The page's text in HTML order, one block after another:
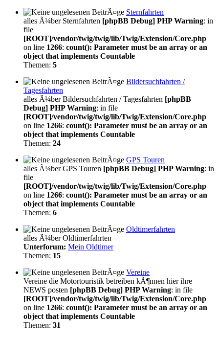
Sternfahrten
alles Ã¼ber Sternfahrten [phpBB Debug] PHP Warning: in
file
[ROOT]/vendor/twig/twig/lib/Twig/Extension/Core.php
on line 1266: count(): Parameter must be an array or an
object that implements Countable
Themen: 5
Bildersuchfahrten /
Tagesfahrten
alles Ã¼ber Bildersuchfahrten / Tagesfahrten [phpBB
Debug] PHP Warning: in file
[ROOT]/vendor/twig/twig/lib/Twig/Extension/Core.php
on line 1266: count(): Parameter must be an array or an
object that implements Countable
Themen: 24
GPS Touren
alles Ã¼ber GPS Touren [phpBB Debug] PHP Warning: in
file
[ROOT]/vendor/twig/twig/lib/Twig/Extension/Core.php
on line 1266: count(): Parameter must be an array or an
object that implements Countable
Themen: 6
Oldtimerfahrten
alles Ã¼ber Oldtimerfahrten
Unterforum: Mein Oldtimer
Themen: 15
Vereine
Vereine die Motortouristik betreiben kÃ¶nnen hier ihre
NEWS posten [phpBB Debug] PHP Warning: in file
[ROOT]/vendor/twig/twig/lib/Twig/Extension/Core.php
on line 1266: count(): Parameter must be an array or an
object that implements Countable
Themen: 31